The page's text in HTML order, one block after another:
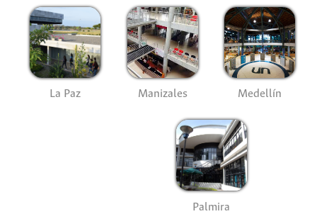
La Paz Manizales Medellín
Palmira